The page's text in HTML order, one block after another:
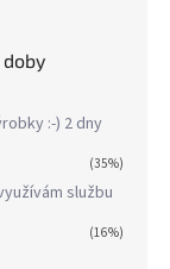
:-) 2 dny
(35%)
službu
(16%)